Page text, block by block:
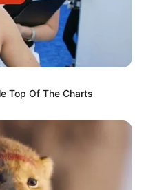
Top Of The Charts